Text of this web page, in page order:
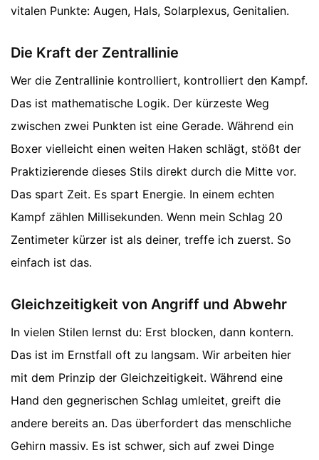
vitalen Punkte: Augen, Hals, Solarplexus, Genitalien.
Die Kraft der Zentrallinie
Wer die Zentrallinie kontrolliert, kontrolliert den Kampf.
Das ist mathematische Logik. Der kürzeste Weg
zwischen zwei Punkten ist eine Gerade. Während ein
Boxer vielleicht einen weiten Haken schlägt, stößt der
Praktizierende dieses Stils direkt durch die Mitte vor.
Das spart Zeit. Es spart Energie. In einem echten
Kampf zählen Millisekunden. Wenn mein Schlag 20
Zentimeter kürzer ist als deiner, treffe ich zuerst. So
einfach ist das.
Gleichzeitigkeit von Angriff und Abwehr
In vielen Stilen lernst du: Erst blocken, dann kontern.
Das ist im Ernstfall oft zu langsam. Wir arbeiten hier
mit dem Prinzip der Gleichzeitigkeit. Während eine
Hand den gegnerischen Schlag umleitet, greift die
andere bereits an. Das überfordert das menschliche
Gehirn massiv. Es ist schwer, sich auf zwei Dinge